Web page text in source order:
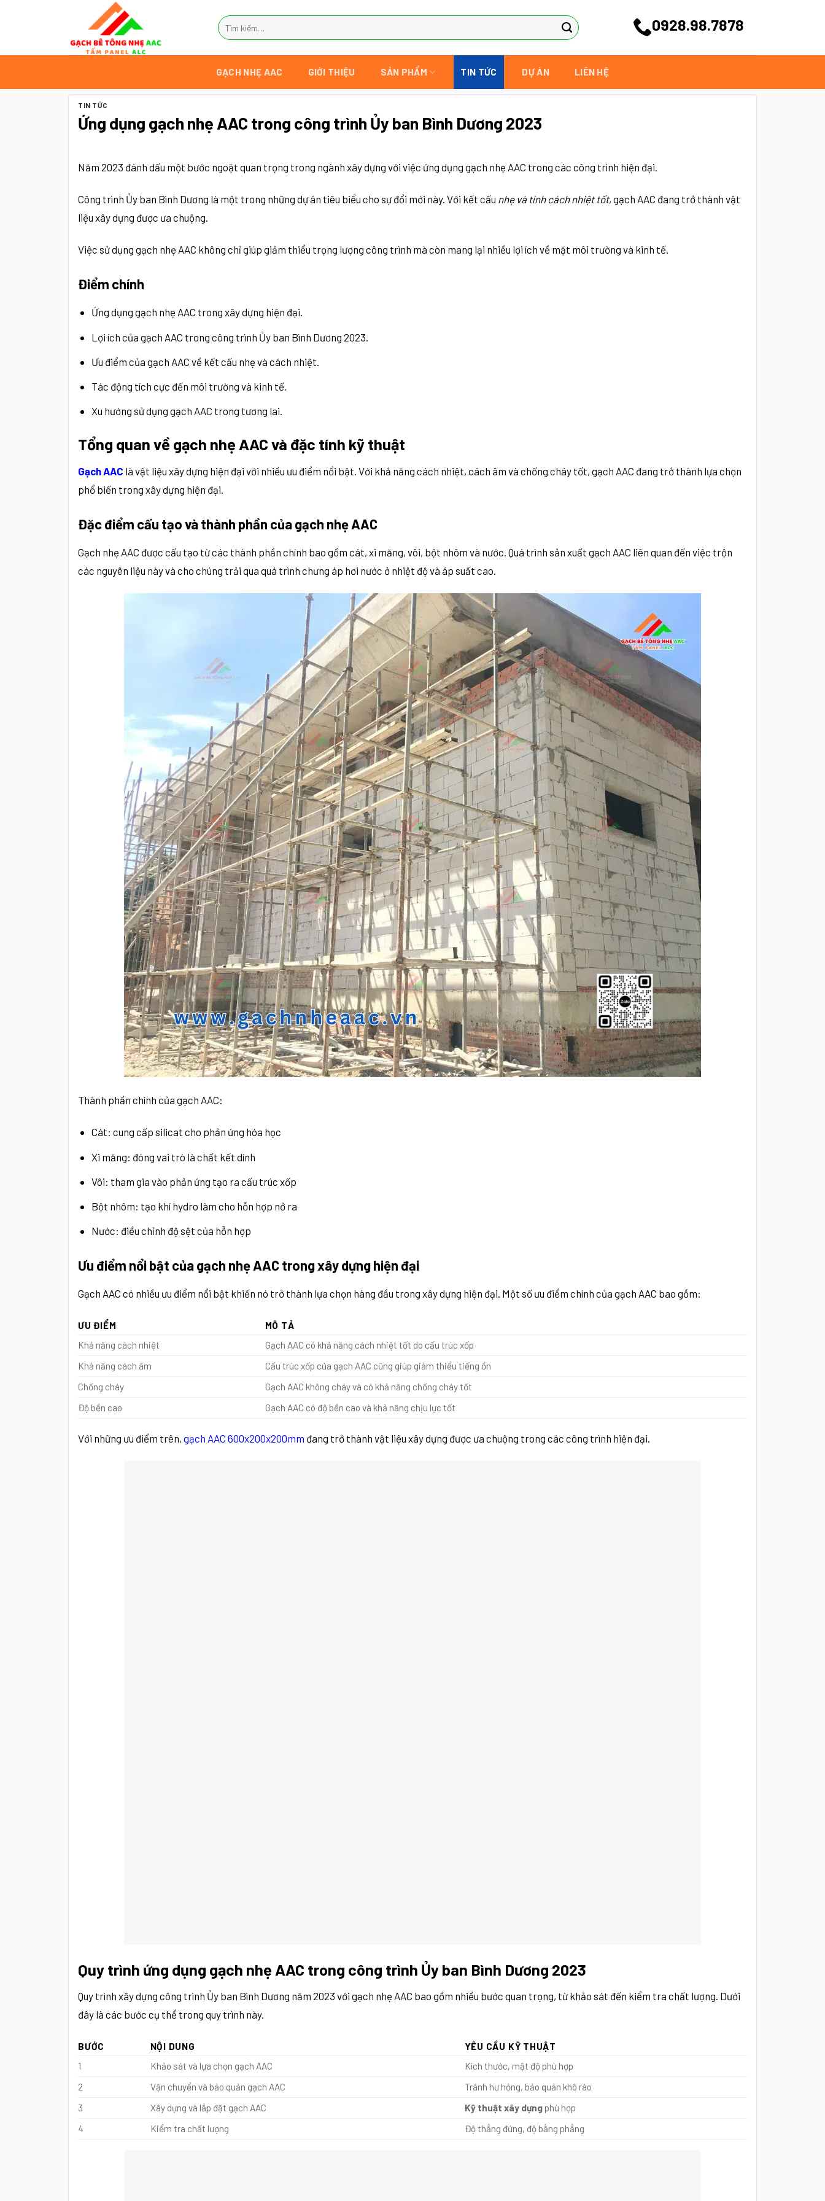
Tìm
kiếm:
0928.98.7878
GẠCH NHẸ AAC GIỚI THIỆU SẢN PHẨM TIN TỨC DỰ ÁN LIÊN HỆ
TIN TỨC
Ứng dụng gạch nhẹ AAC trong công trình Ủy ban Bình Dương 2023
Năm 2023 đánh dấu một bước ngoặt quan trọng trong ngành xây dựng với việc ứng dụng gạch nhẹ AAC trong các công trình hiện đại.
Công trình Ủy ban Bình Dương là một trong những dự án tiêu biểu cho sự đổi mới này. Với kết cấu nhẹ và tính cách nhiệt tốt, gạch AAC đang trở thành vật
liệu xây dựng được ưa chuộng.
Việc sử dụng gạch nhẹ AAC không chỉ giúp giảm thiểu trọng lượng công trình mà còn mang lại nhiều lợi ích về mặt môi trường và kinh tế.
Điểm chính
Ứng dụng gạch nhẹ AAC trong xây dựng hiện đại.
Lợi ích của gạch AAC trong công trình Ủy ban Bình Dương 2023.
Ưu điểm của gạch AAC về kết cấu nhẹ và cách nhiệt.
Tác động tích cực đến môi trường và kinh tế.
Xu hướng sử dụng gạch AAC trong tương lai.
Tổng quan về gạch nhẹ AAC và đặc tính kỹ thuật
Gạch AAC là vật liệu xây dựng hiện đại với nhiều ưu điểm nổi bật. Với khả năng cách nhiệt, cách âm và chống cháy tốt, gạch AAC đang trở thành lựa chọn
phổ biến trong xây dựng hiện đại.
Đặc điểm cấu tạo và thành phần của gạch nhẹ AAC
Gạch nhẹ AAC được cấu tạo từ các thành phần chính bao gồm cát, xi măng, vôi, bột nhôm và nước. Quá trình sản xuất gạch AAC liên quan đến việc trộn
các nguyên liệu này và cho chúng trải qua quá trình chưng áp hơi nước ở nhiệt độ và áp suất cao.
Thành phần chính của gạch AAC:
Cát: cung cấp silicat cho phản ứng hóa học
Xi măng: đóng vai trò là chất kết dính
Vôi: tham gia vào phản ứng tạo ra cấu trúc xốp
Bột nhôm: tạo khí hydro làm cho hỗn hợp nở ra
Nước: điều chỉnh độ sệt của hỗn hợp
Ưu điểm nổi bật của gạch nhẹ AAC trong xây dựng hiện đại
Gạch AAC có nhiều ưu điểm nổi bật khiến nó trở thành lựa chọn hàng đầu trong xây dựng hiện đại. Một số ưu điểm chính của gạch AAC bao gồm:
ƯU ĐIỂM
MÔ TẢ
Khả năng cách nhiệt
Gạch AAC có khả năng cách nhiệt tốt do cấu trúc xốp
Khả năng cách âm
Cấu trúc xốp của gạch AAC cũng giúp giảm thiểu tiếng ồn
Chống cháy
Gạch AAC không cháy và có khả năng chống cháy tốt
Độ bền cao
Gạch AAC có độ bền cao và khả năng chịu lực tốt
Với những ưu điểm trên, gạch AAC 600x200x200mm đang trở thành vật liệu xây dựng được ưa chuộng trong các công trình hiện đại.
Quy trình ứng dụng gạch nhẹ AAC trong công trình Ủy ban Bình Dương 2023
Quy trình xây dựng công trình Ủy ban Bình Dương năm 2023 với gạch nhẹ AAC bao gồm nhiều bước quan trọng, từ khảo sát đến kiểm tra chất lượng. Dưới
đây là các bước cụ thể trong quy trình này.
BƯỚC NỘI DUNG
YÊU CẦU KỸ THUẬT
1
Khảo sát và lựa chọn gạch AAC
Kích thước, mật độ phù hợp
2
Vận chuyển và bảo quản gạch AAC
Tránh hư hỏng, bảo quản khô ráo
3
Xây dựng và lắp đặt gạch AAC Kỹ thuật xây dựngphù hợp
4
Kiểm tra chất lượng Độ thẳng đứng, độ bằng phẳng